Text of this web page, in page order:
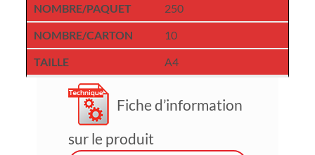
NOMBRE/PAQUET
250
NOMBRE/CARTON
10
TAILLE
A4
Fiche d’information
sur le produit